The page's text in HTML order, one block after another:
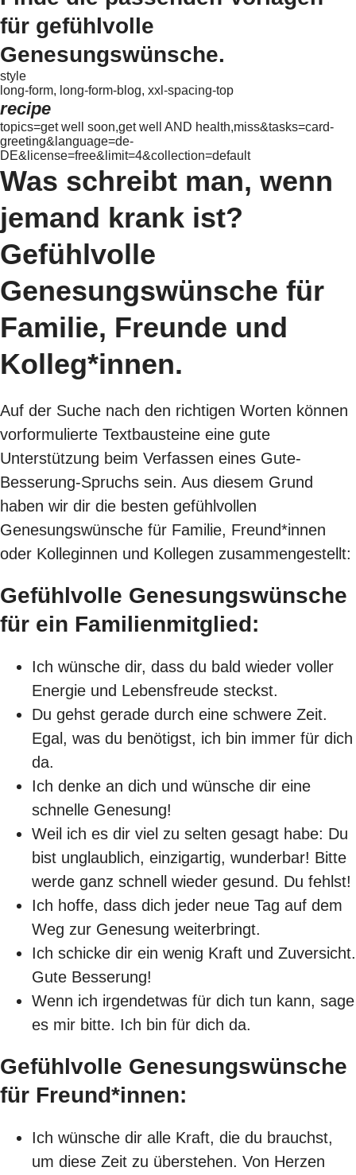
für gefühlvolle
Genesungswünsche.
style
long-form, long-form-blog, xxl-spacing-top
recipe
topics=get well soon,get well AND health,miss&tasks=card-
greeting&language=de-
DE&license=free&limit=4&collection=default
Was schreibt man, wenn
jemand krank ist?
Gefühlvolle
Genesungswünsche für
Familie, Freunde und
Kolleg*innen.
Auf der Suche nach den richtigen Worten können
vorformulierte Textbausteine eine gute
Unterstützung beim Verfassen eines Gute-
Besserung-Spruchs sein. Aus diesem Grund
haben wir dir die besten gefühlvollen
Genesungswünsche für Familie, Freund*innen
oder Kolleginnen und Kollegen zusammengestellt:
Gefühlvolle Genesungswünsche
für ein Familienmitglied:
Ich wünsche dir, dass du bald wieder voller
Energie und Lebensfreude steckst.
Du gehst gerade durch eine schwere Zeit.
Egal, was du benötigst, ich bin immer für dich
da.
Ich denke an dich und wünsche dir eine
schnelle Genesung!
Weil ich es dir viel zu selten gesagt habe: Du
bist unglaublich, einzigartig, wunderbar! Bitte
werde ganz schnell wieder gesund. Du fehlst!
Ich hoffe, dass dich jeder neue Tag auf dem
Weg zur Genesung weiterbringt.
Ich schicke dir ein wenig Kraft und Zuversicht.
Gute Besserung!
Wenn ich irgendetwas für dich tun kann, sage
es mir bitte. Ich bin für dich da.
Gefühlvolle Genesungswünsche
für Freund*innen:
Ich wünsche dir alle Kraft, die du brauchst,
um diese Zeit zu überstehen. Von Herzen